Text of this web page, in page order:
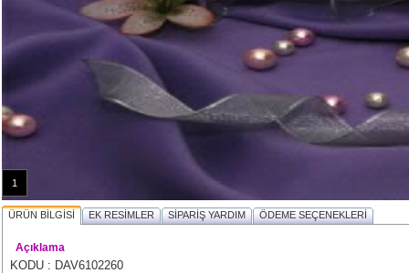
1
ÜRÜN BİLGİSİ EK RESİMLER SİPARİŞ YARDIM ÖDEME SEÇENEKLERİ
Açıklama
KODU : DAV6102260